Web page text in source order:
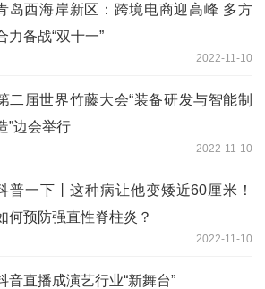
岛西海岸新区：跨境电商迎高峰 多方
力备战“双十一”
2022-11-10
二届世界竹藤大会“装备研发与智能制
”边会举行
2022-11-10
普一下丨这种病让他变矮近60厘米！
何预防强直性脊柱炎？
2022-11-10
音直播成演艺行业“新舞台”